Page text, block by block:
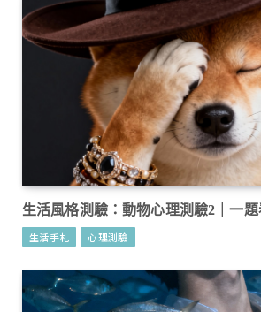
生活風格測驗：動物心理測驗2｜一
生活手札 心理測驗